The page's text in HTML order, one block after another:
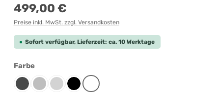
Regulärer Preis:
499,00 €
Preise inkl. MwSt. zzgl. Versandkosten
Sofort verfügbar, Lieferzeit: ca. 10 Werktage
Farbeauswählen
AnthrazitGrau-meliert
LichtgrauSchwarz
Weiß